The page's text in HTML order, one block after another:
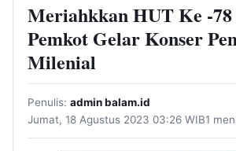
Meriahkkan HUT Ke -
Pemkot Gelar Konser
Milenial
Penulis: admin balam.id
Jumat, 18 Agustus 2023 03:26 WIB1